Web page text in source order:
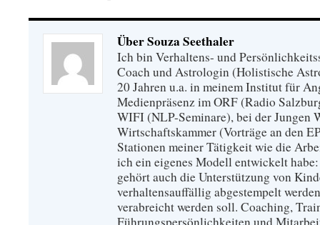
Über Souza Seethaler
Ich bin Verhaltens- und
Coach und Astrologin (Holistische
20 Jahren u.a. in meinem Institut für
Medienpräsenz im ORF (Radio
WIFI (NLP-Seminare), bei der Jungen
Wirtschaftskammer (Vorträge an den
Stationen meiner Tätigkeit wie die
ich ein eigenes Modell entwickelt
gehört auch die Unterstützung von
verhaltensauffällig abgestempelt
verabreicht werden soll. Coaching,